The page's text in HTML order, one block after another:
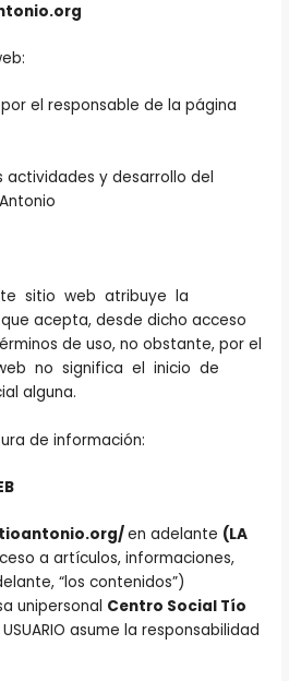
el responsable de la página
actividades y desarrollo del
sitio web atribuye la
acepta, desde dicho acceso
de uso, no obstante, por el
no significa el inicio de
alguna.
de información:
en adelante (LA
a artículos, informaciones,
“los contenidos”)
unipersonal Centro Social Tío
USUARIO asume la responsabilidad